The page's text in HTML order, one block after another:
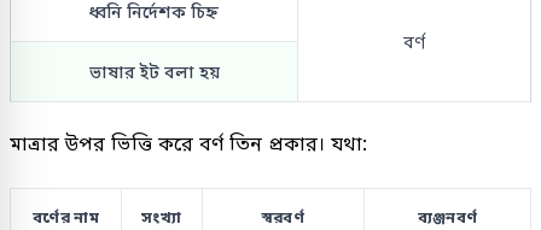
ধ্বনি নির্দেশক চিহ্ন
বর্ণ
ভাষার ইট বলা হয়
মাত্রার উপর ভিত্তি করে বর্ণ তিন প্রকার। যথা:
বর্ণের নাম সংখ্যা স্বরবর্ণ ব্যঞ্জনবর্ণ